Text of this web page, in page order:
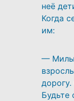
неё
Когда
им:
—